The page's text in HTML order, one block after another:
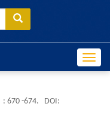
: 670 -674.
DOI: